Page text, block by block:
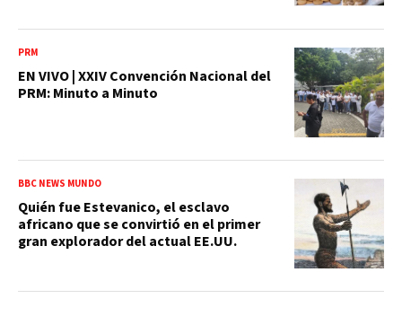
PRM
EN VIVO | XXIV Convención Nacional del
PRM: Minuto a Minuto
BBC NEWS MUNDO
Quién fue Estevanico, el esclavo
africano que se convirtió en el primer
gran explorador del actual EE.UU.